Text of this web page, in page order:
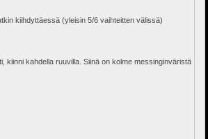
kiihdyttäessä (yleisin 5/6 vaihteitten välissä)
kiinni kahdella ruuvilla. Siinä on kolme messinginväristä